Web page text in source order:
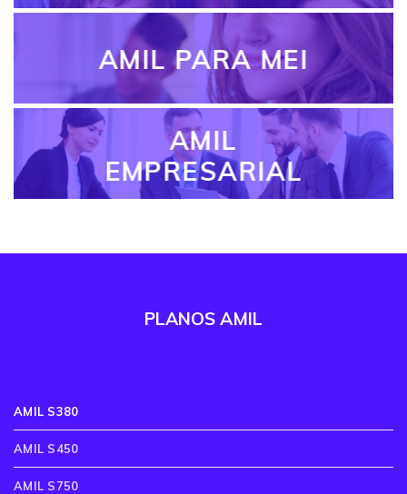
AMIL PARA MEI
AMIL
EMPRESARIAL
PLANOS AMIL
AMIL S380
AMIL S450
AMIL S750